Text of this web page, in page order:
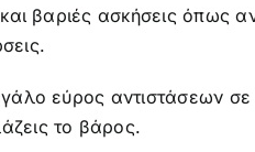
και βαριές ασκήσεις
εύρος αντιστάσεων
το βάρος.